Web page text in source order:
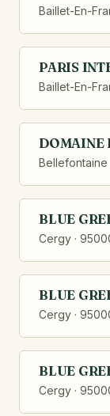
Baillet-En-
PARIS
Baillet-En-
DOMAINE
Bellefontaine
BLUE
Cergy ·
BLUE
Cergy ·
BLUE
Cergy ·